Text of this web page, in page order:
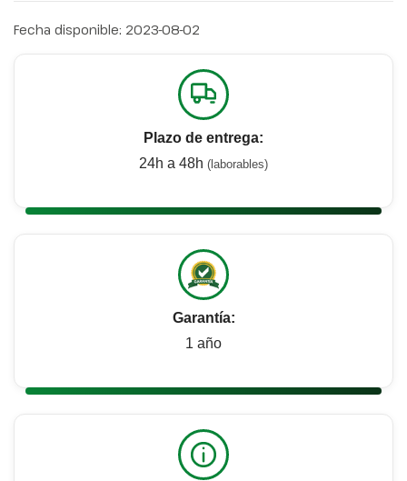
Fecha disponible: 2023-08-02
Plazo de entrega:
24h a 48h (laborables)
Garantía:
1 año